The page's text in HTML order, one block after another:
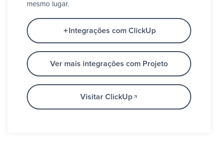
mesmo lugar.
Integrações com ClickUp
Ver mais integrações com Projeto
Visitar ClickUp